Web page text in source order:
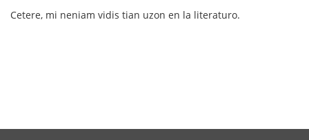
Cetere, mi neniam vidis tian uzon en la literaturo.